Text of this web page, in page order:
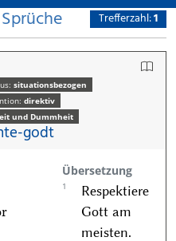
Trefferzahl:1
situationsbezogen
direktiv
und Dummheit
godt
Übersetzung
1
Respektiere
Gott am
meisten.